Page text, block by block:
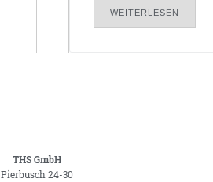
WEITERLESEN
THS GmbH
Pierbusch 24-30